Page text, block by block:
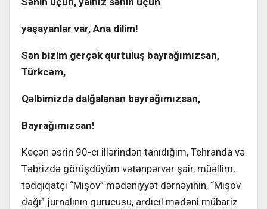
yaşayanlar var, Ana dilim!
Sən bizim gerçək qurtuluş bayrağımızsan,
Türkcəm,
Qəlbimizdə dalğalanan bayrağımızsan,
Bayrağımızsan!
Keçən əsrin 90-cı illərindən tanıdığım, Tehranda və
Təbrizdə görüşdüyüm vətənpərvər şair, müəllim,
tədqiqatçı “Mişov” mədəniyyət dərnəyinin, “Mişov
dağı” jurnalının qurucusu, ardıcıl mədəni mübariz